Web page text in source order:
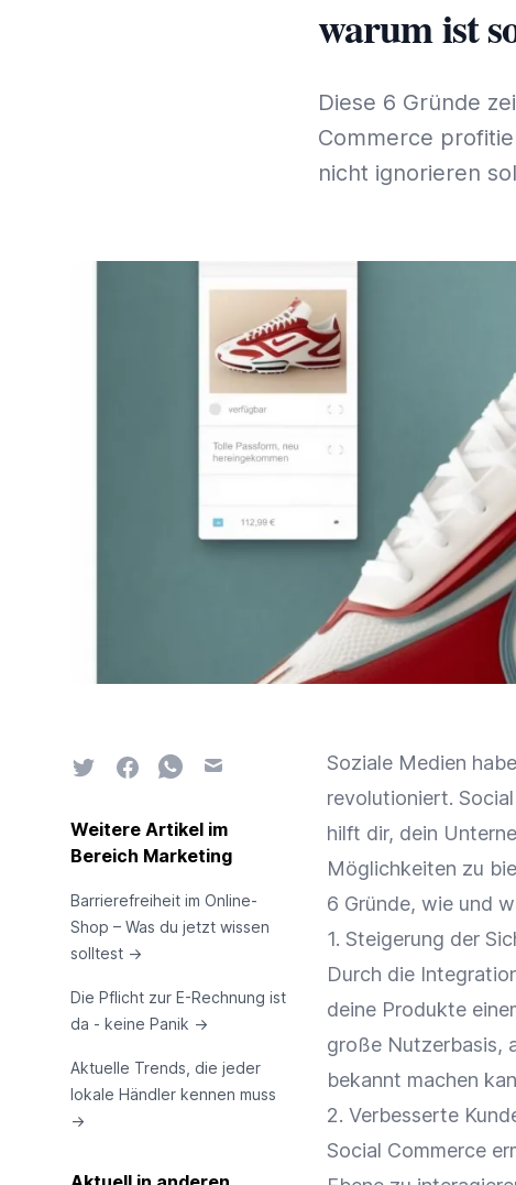
warum ist
Diese 6 Gründe
Commerce
nicht ignorieren
TwitterFacebookWhatsapp
Email
Weitere Artikel im
Bereich Marketing
Barrierefreiheit im Online-
Shop – Was du jetzt wissen
solltest →
Die Pflicht zur E-Rechnung ist
da - keine Panik →
Aktuelle Trends, die jeder
lokale Händler kennen muss
→
Soziale Medien
revolutioniert.
hilft dir, dein
Möglichkeiten zu
6 Gründe, wie und
1. Steigerung der
Durch die
deine Produkte
große Nutzerbasis,
bekannt machen
2. Verbesserte
Social Commerce